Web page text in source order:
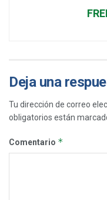
Deja una
Tu dirección de correo
obligatorios están
Comentario *